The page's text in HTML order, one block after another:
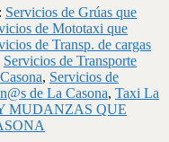
Servicios de Grúas que
de Mototaxi que
de Transp. de cargas
Servicios de Transporte
, Servicios de
de La Casona, Taxi La
MUDANZAS QUE